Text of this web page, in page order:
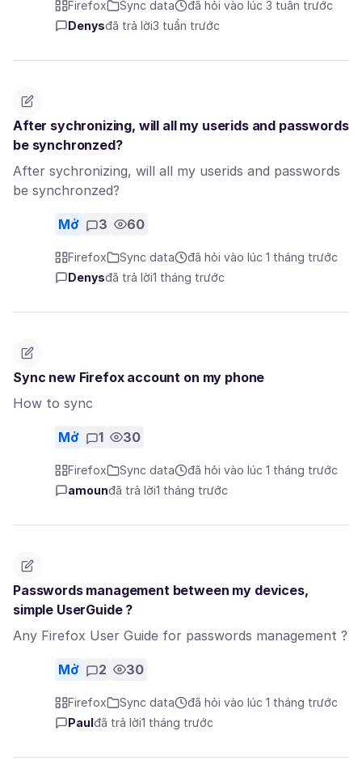
Firefox Sync data
đã hỏi vào lúc 3 tuần trước
Denysđã trả lời3 tuần trước
After sychronizing, will all my userids and passwords
be synchronzed?
After sychronizing, will all my userids and passwords
be synchronzed?
Mở 3 60
Firefox Sync data
đã hỏi vào lúc 1 tháng trước
Denysđã trả lời1 tháng trước
Sync new Firefox account on my phone
How to sync
Mở 1 30
Firefox Sync data
đã hỏi vào lúc 1 tháng trước
amounđã trả lời1 tháng trước
Passwords management between my devices,
simple UserGuide ?
Any Firefox User Guide for passwords management ?
Mở 2 30
Firefox Sync data
đã hỏi vào lúc 1 tháng trước
Paul đã trả lời1 tháng trước